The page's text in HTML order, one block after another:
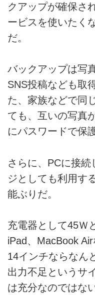
クアップが確保さ
ービスを使いたく
だ。
バックアップは写
SNS投稿なども取
た、家族などで同
ても、互いの写真
にパスワードで保
さらに、PCに接
ジとしても利用す
能ぶりだ。
充電器として45Ｗ
iPad、MacBook
14インチならなん
出力不足というサ
は充分なのではな